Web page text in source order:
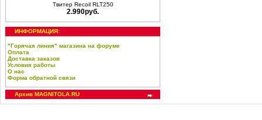
Твитер Recoil RLT250
2.990руб.
ИНФОРМАЦИЯ:
"Горячая линия" магазина на форуме
Оплата
Доставка заказов
Условия работы
О нас
Форма обратной связи
Архив MAGNITOLA.RU